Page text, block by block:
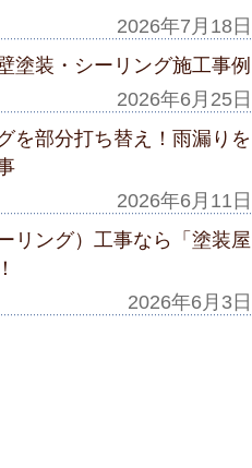
2026年7月18日
塗装・シーリング施工事例
2026年6月25日
を部分打ち替え！雨漏りを
2026年6月11日
リング）工事なら「塗装屋
2026年6月3日